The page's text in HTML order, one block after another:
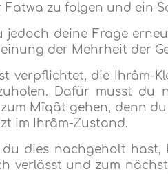
Fatwa zu folgen und ein
jedoch deine Frage
der Mehrheit der
verpflichtet, die Ihrâm-
Dafür musst du
Mîqât gehen, denn
im Ihrâm-Zustand.
du dies nachgeholt hast,
verlässt und zum